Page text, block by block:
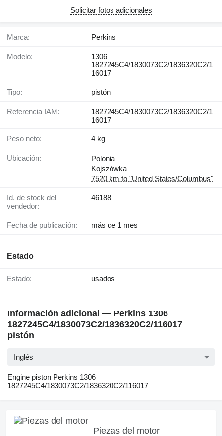
Solicitar fotos adicionales
Marca: Perkins
Modelo:
1306
1827245C4/1830073C2/1836320C2/1
16017
Tipo: pistón
Referencia IAM:
1827245C4/1830073C2/1836320C2/1
16017
Peso neto: 4 kg
Ubicación:
Polonia
Kojszówka
7520 km to "United States/Columbus"
Id. de stock del
vendedor:
46188
Fecha de publicación: más de 1 mes
Estado
Estado: usados
Información adicional — Perkins 1306
1827245C4/1830073C2/1836320C2/116017
pistón
Inglés
Engine piston Perkins 1306
1827245C4/1830073C2/1836320C2/116017
Piezas del motor